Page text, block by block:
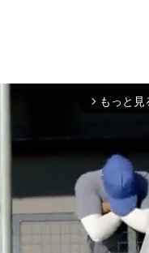
arrow_forward_ios もっと見